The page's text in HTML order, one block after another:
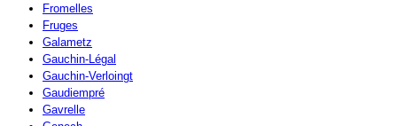
Fromelles
Fruges
Galametz
Gauchin-Légal
Gauchin-Verloingt
Gaudiempré
Gavrelle